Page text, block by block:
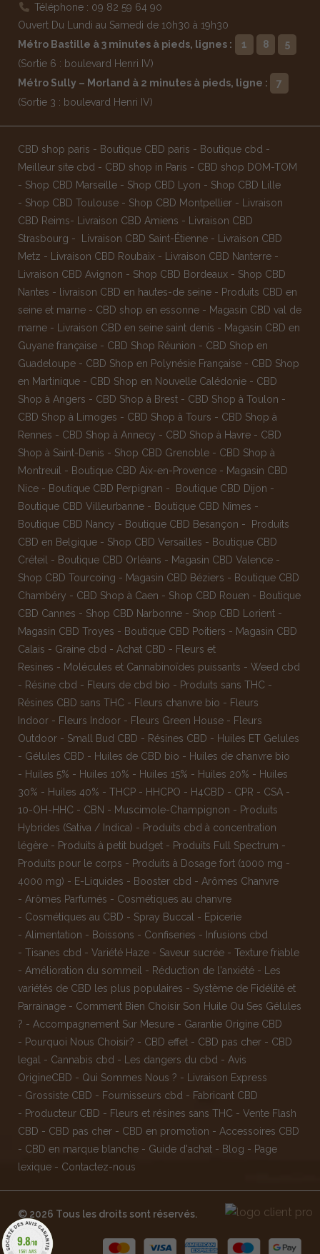
Téléphone : 09 82 59 64 90
Ouvert Du Lundi au Samedi de 10h30 à 19h30
Métro Bastille à 3 minutes à pieds, lignes :
1 8
5
(Sortie 6 : boulevard Henri IV)
Métro Sully – Morland à 2 minutes à pieds, ligne :
7
(Sortie 3 : boulevard Henri IV)
CBD shop paris - Boutique CBD paris - Boutique cbd -
Meilleur site cbd - CBD shop in Paris - CBD shop DOM-TOM
- Shop CBD Marseille - Shop CBD Lyon - Shop CBD Lille
- Shop CBD Toulouse - Shop CBD Montpellier -
Livraison
CBD Reims- Livraison CBD Amiens -
Livraison CBD
Strasbourg - Livraison CBD Saint-Étienne -
Livraison CBD
Metz - Livraison CBD Roubaix - Livraison CBD Nanterre -
Livraison CBD Avignon - Shop CBD Bordeaux - Shop CBD
Nantes - livraison CBD en hautes-de seine - Produits CBD en
seine et marne - CBD shop en essonne - Magasin CBD val de
marne - Livraison CBD en seine saint denis - Magasin CBD en
Guyane française - CBD Shop Réunion - CBD Shop en
Guadeloupe - CBD Shop en Polynésie Française - CBD Shop
en Martinique - CBD Shop en Nouvelle Calédonie - CBD
Shop à Angers - CBD Shop à Brest - CBD Shop à Toulon -
CBD Shop à Limoges - CBD Shop à Tours - CBD Shop à
Rennes - CBD Shop à Annecy - CBD Shop à Havre - CBD
Shop à Saint-Denis - Shop CBD Grenoble - CBD Shop à
Montreuil
- Boutique CBD Aix-en-Provence - Magasin CBD
Nice - Boutique CBD Perpignan - Boutique CBD Dijon -
Boutique CBD Villeurbanne - Boutique CBD Nîmes -
Boutique CBD Nancy - Boutique CBD Besançon -
Produits
CBD en Belgique - Shop CBD Versailles - Boutique CBD
Créteil
- Boutique CBD Orléans - Magasin CBD Valence -
Shop CBD Tourcoing - Magasin CBD Béziers - Boutique CBD
Chambéry - CBD Shop à Caen - Shop CBD Rouen - Boutique
CBD Cannes - Shop CBD Narbonne - Shop CBD Lorient -
Magasin CBD Troyes - Boutique CBD Poitiers - Magasin CBD
Calais - Graine cbd - Achat CBD - Fleurs et
Resines - Molécules et Cannabinoïdes puissants - Weed cbd
- Résine cbd - Fleurs de cbd bio - Produits sans THC -
Résines CBD sans THC - Fleurs chanvre bio - Fleurs
Indoor - Fleurs Indoor - Fleurs Green House - Fleurs
Outdoor - Small Bud CBD - Résines CBD - Huiles ET Gelules
- Gélules CBD - Huiles de CBD bio - Huiles de chanvre bio
- Huiles 5% - Huiles 10% - Huiles 15% - Huiles 20% - Huiles
30% - Huiles 40% - THCP - HHCPO - H4CBD - CPR - CSA -
10-OH-HHC - CBN - Muscimole-Champignon - Produits
Hybrides (Sativa / Indica) - Produits cbd à concentration
légère - Produits à petit budget - Produits Full Spectrum -
Produits pour le corps - Produits à Dosage fort (1000 mg -
4000 mg) - E-Liquides - Booster cbd - Arômes Chanvre
- Arômes Parfumés - Cosmétiques au chanvre
- Cosmétiques au CBD - Spray Buccal - Epicerie
- Alimentation - Boissons - Confiseries - Infusions cbd
- Tisanes cbd - Variété Haze - Saveur sucrée - Texture friable
- Amélioration du sommeil - Réduction de l'anxiété -
Les
variétés de CBD les plus populaires - Système de Fidélité et
Parrainage - Comment Bien Choisir Son Huile Ou Ses Gélules
? - Accompagnement Sur Mesure - Garantie Origine CBD
- Pourquoi Nous Choisir? - CBD effet - CBD pas cher - CBD
legal
- Cannabis cbd - Les dangers du cbd - Avis
OrigineCBD - Qui Sommes Nous ? -
Livraison Express
- Grossiste CBD - Fournisseurs cbd - Fabricant CBD
- Producteur CBD - Fleurs et résines sans THC - Vente Flash
CBD - CBD pas cher - CBD en promotion - Accessoires CBD
- CBD en marque blanche - Guide d'achat - Blog - Page
lexique - Contactez-nous
© 2026 Tous les droits sont réservés.
9.8/10
1561 AVIS